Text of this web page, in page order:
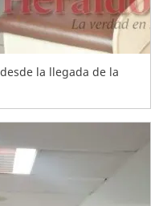
la llegada de la